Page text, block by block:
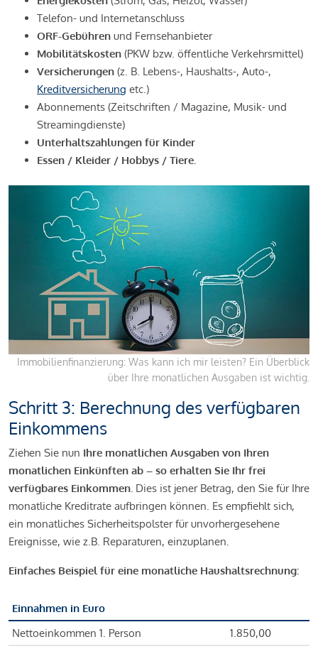
Telefon- und Internetanschluss
ORF-Gebühren und Fernsehanbieter
Mobilitätskosten (PKW bzw. öffentliche Verkehrsmittel)
Versicherungen (z. B. Lebens-, Haushalts-, Auto-,
Kreditversicherung etc.)
Abonnements (Zeitschriften / Magazine, Musik- und
Streamingdienste)
Unterhaltszahlungen für Kinder
Essen / Kleider / Hobbys / Tiere.
Immobilienfinanzierung: Was kann ich mir leisten? Ein Überblick
über Ihre monatlichen Ausgaben ist wichtig.
Schritt 3: Berechnung des verfügbaren
Einkommens
Ziehen Sie nun Ihre monatlichen Ausgaben von Ihren
monatlichen Einkünften ab – so erhalten Sie Ihr frei
verfügbares Einkommen. Dies ist jener Betrag, den Sie für Ihre
monatliche Kreditrate aufbringen können. Es empfiehlt sich,
ein monatliches Sicherheitspolster für unvorhergesehene
Ereignisse, wie z.B. Reparaturen, einzuplanen.
Einfaches Beispiel für eine monatliche Haushaltsrechnung:
Einnahmen in Euro
Nettoeinkommen 1. Person
1.850,00